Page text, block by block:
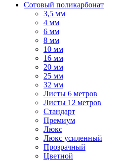
Сотовый поликарбонат
3,5 мм
4 мм
6 мм
8 мм
10 мм
16 мм
20 мм
25 мм
32 мм
Листы 6 метров
Листы 12 метров
Стандарт
Премиум
Люкс
Люкс усиленный
Прозрачный
Цветной